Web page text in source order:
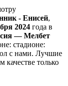
- Енисей,
2024 года в
— Мелбет
стадионе:
с нами. Лучшие
только